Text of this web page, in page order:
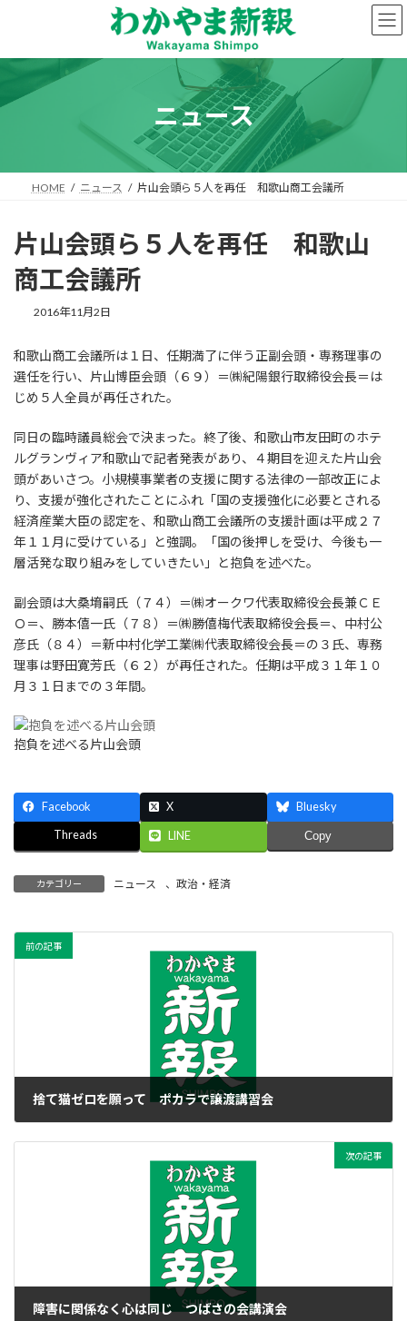
ン
へ
プ
ー
ョ
動
ニュース
HOME ニュース 片山会頭ら５人を再任 和歌山商工会議所
片山会頭ら５人を再任 和歌山
商工会議所
2016年11月2日
和歌山商工会議所は１日、任期満了に伴う正副会頭・専務理事の
選任を行い、片山博臣会頭（６９）＝㈱紀陽銀行取締役会長＝は
じめ５人全員が再任された。
同日の臨時議員総会で決まった。終了後、和歌山市友田町のホテ
ルグランヴィア和歌山で記者発表があり、４期目を迎えた片山会
頭があいさつ。小規模事業者の支援に関する法律の一部改正によ
り、支援が強化されたことにふれ「国の支援強化に必要とされる
経済産業大臣の認定を、和歌山商工会議所の支援計画は平成２７
年１１月に受けている」と強調。「国の後押しを受け、今後も一
層活発な取り組みをしていきたい」と抱負を述べた。
副会頭は大桑堉嗣氏（７４）＝㈱オークワ代表取締役会長兼ＣＥ
Ｏ＝、勝本僖一氏（７８）＝㈱勝僖梅代表取締役会長＝、中村公
彦氏（８４）＝新中村化学工業㈱代表取締役会長＝の３氏、専務
理事は野田寛芳氏（６２）が再任された。任期は平成３１年１０
月３１日までの３年間。
抱負を述べる片山会頭
Facebook X Bluesky
Threads LINE Copy
カテゴリー ニュース 、 政治・経済
前の記事
捨て猫ゼロを願って ポカラで譲渡講習会
次の記事
障害に関係なく心は同じ つばさの会講演会